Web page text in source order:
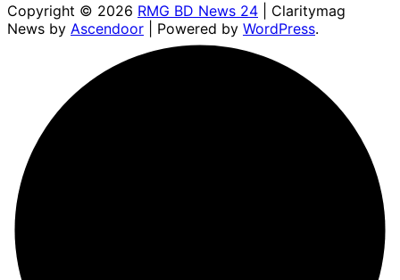
Copyright © 2026 RMG BD News 24 | Claritymag
News by Ascendoor | Powered by WordPress.